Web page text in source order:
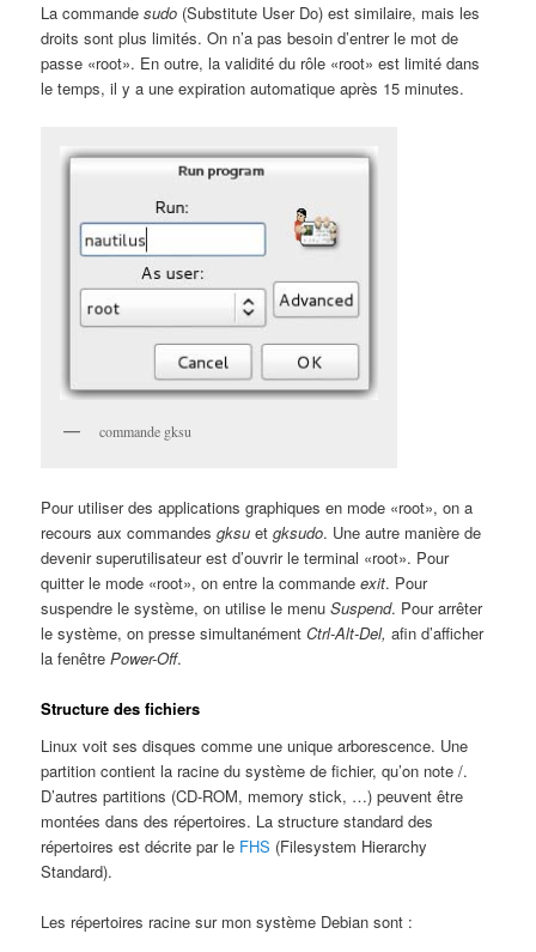
La commandesudo (Substitute User Do) est similaire, mais les
droits sont plus limités. On n’a pas besoin d’entrer le mot de
passe «root». En outre, la validité du rôle «root» est limité dans
le temps, il y a une expiration automatique après 15 minutes.
commande gksu
Pour utiliser des applications graphiques en mode «root», on a
recours aux commandesgksu etgksudo. Une autre manière de
devenir superutilisateur est d’ouvrir le terminal «root». Pour
quitter le mode «root», on entre la commandeexit. Pour
suspendre le système, on utilise le menuSuspend. Pour arrêter
le système, on presse simultanément Ctrl-Alt-Del, afin d’afficher
la fenêtrePower-Off.
Structure des fichiers
Linux voit ses disques comme une unique arborescence. Une
partition contient la racine du système de fichier, qu’on note /.
D’autres partitions (CD-ROM, memory stick, …) peuvent être
montées dans des répertoires. La structure standard des
répertoires est décrite par le FHS (Filesystem Hierarchy
Standard).
Les répertoires racine sur mon système Debian sont :